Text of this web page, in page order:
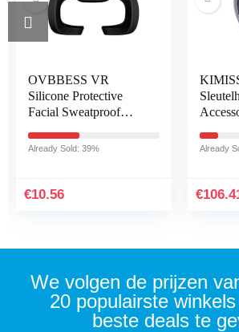
OVBBESS VR
Silicone Protective
Facial Sweatproof
Lens Pad Anti-Dirty
Already Sold: 39%
€10.56
Model
Already
€
We volgen de prijzen
20 populairste
beste deals te